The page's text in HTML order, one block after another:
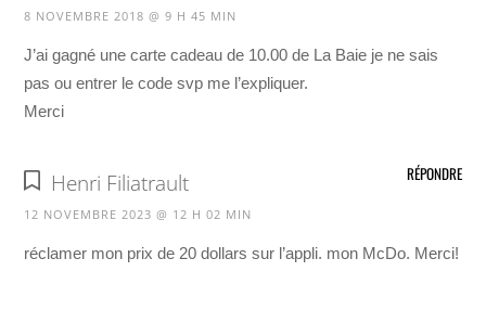
8 NOVEMBRE 2018 @ 9 H 45 MIN
J’ai gagné une carte cadeau de 10.00 de La Baie je ne sais
pas ou entrer le code svp me l’expliquer.
Merci
Henri Filiatrault
12 NOVEMBRE 2023 @ 12 H 02 MIN
réclamer mon prix de 20 dollars sur l’appli. mon McDo. Merci!
RÉPONDRE